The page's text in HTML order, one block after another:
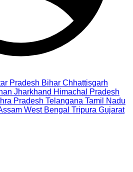
Pradesh Bihar Chhattisgarh
Jharkhand Himachal Pradesh
Pradesh Telangana Tamil Nadu
West Bengal Tripura Gujarat